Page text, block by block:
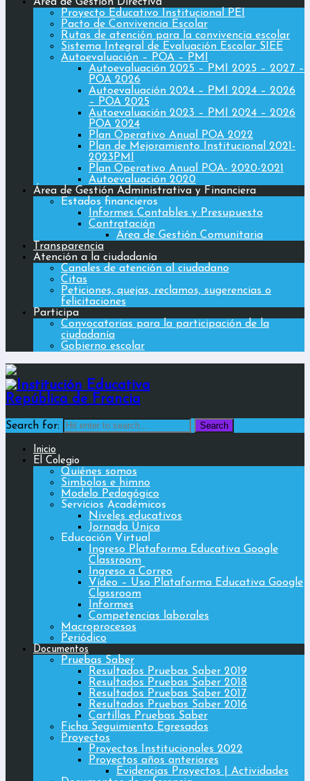
Proyecto Educativo Institucional PEI
Pacto de Convivencia Escolar
Rutas de atención para la convivencia escolar
Sistema Integral de Evaluación Escolar SIEE
Autoevaluación – POA – PMI
Autoevaluación 2025 – PMI 2025 – 2027 –
POA 2026
Autoevaluación 2024 – PMI 2024 – 2026
– POA 2025
Autoevaluación 2023 – PMI 2024 – 2026
POA 2024
Plan Operativo Anual POA 2022
Plan de Mejoramiento Institucional 2021-
2023PMI
Plan Operativo Anual POA- 2020-2021
Autoevaluación 2020
Área de Gestión Administrativa y Financiera
Estados financieros
Informes Contables y Presupuesto
Contratación
Área de Gestión Comunitaria
Transparencia
Atención a la ciudadanía
Canales de atención al ciudadano
Citas
Peticiones, quejas, reclamos, sugerencias o
felicitaciones
Participa
Convocatorias para la participación de la
ciudadanía
Gobierno escolar
Search for:
Inicio
El Colegio
Quiénes somos
Simbolos e himno
Modelo Pedagógico
Servicios Académicos
Niveles educativos
Jornada Única
Educación Virtual
Ingreso Plataforma Educativa Google
Classroom
Ingreso a Correo
Vídeo – Uso Plataforma Educativa Google
Classroom
Informes
Competencias laborales
Macroprocesos
Periódico
Documentos
Pruebas Saber
Resultados Pruebas Saber 2019
Resultados Pruebas Saber 2018
Resultados Pruebas Saber 2017
Resultados Pruebas Saber 2016
Cartillas Pruebas Saber
Ficha Seguimiento Egresados
Proyectos
Proyectos Institucionales 2022
Proyectos años anteriores
Evidencias Proyectos | Actividades